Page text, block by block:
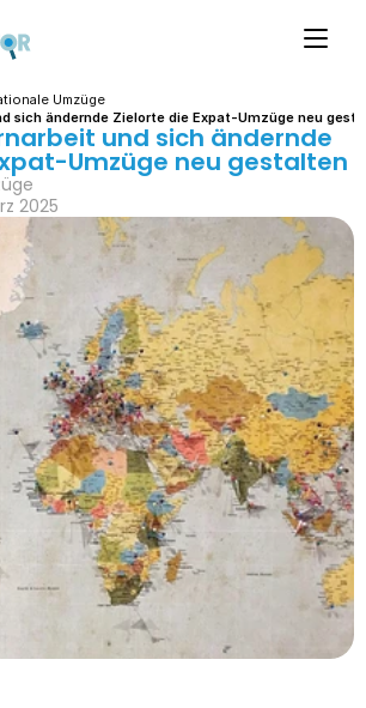
Umzüge
sich ändernde Zielorte die Expat-Umzüge neu
und sich ändernde
Umzüge neu gestalten
2025